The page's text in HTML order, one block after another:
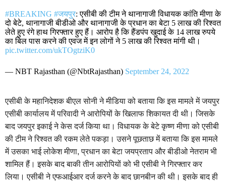
#BREAKING #जयपुर: एसीबी की टीम ने थानागाजी विधायक कांति मीणा के
दो बेटे, थानागाजी बीडीओ और थानागाजी के प्रधान का बेटा 5 लाख की रिश्वत
लेते हुए रंगे हाथ गिरफ्तार हुए हैं। आरोप है कि हैंडपंप खुदाई के 14 लाख रुपये
का बिल पास करने की एवज में इन लोगों ने 5 लाख की रिश्वत मांगी थी।
pic.twitter.com/ukTOgtziK0
— NBT Rajasthan (@NbtRajasthan) September 24, 2022
एसीबी के महानिदेशक बीएल सोनी ने मीडिया को बताया कि इस मामले में जयपुर
एसीबी कार्यालय में परिवादी ने आरोपियों के खिलाफ शिकायत दी थी। जिसके
बाद जयपुर इकाई ने केस दर्ज किया था। विधायक के बेटे कृष्ण मीणा को एसीबी
की टीम ने रिश्वत की रकम लेते पकड़ा। उसने पूछताछ में बताया कि इस मामले
में उसका भाई लोकेश मीणा, प्रधान का बेटा जयप्रताप और बीडीओ नेतराम भी
शामिल हैं। इसके बाद बाकी तीन आरोपियों को भी एसीबी ने गिरफ्तार कर
लिया। एसीबी ने एफआईआर दर्ज करने के बाद छानबीन की थी। इसके बाद ही